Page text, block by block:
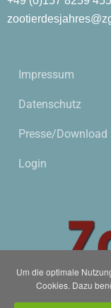
Um die optimale
Cookies. Dazu
Impressum
Datenschutz
Presse/Download
Login